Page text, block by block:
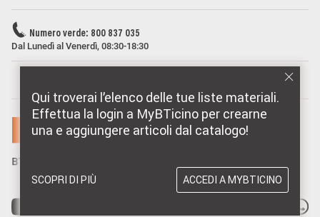
Qui troverai l’elenco delle tue liste materiali.
Effettua la login a MyBTicino per crearne
una e aggiungere articoli dal catalogo!
SCOPRI DI PIÙ ACCEDI A MYBTICINO
Numero verde: 800 837 035
Dal Lunedì al Venerdì, 08:30-18:30